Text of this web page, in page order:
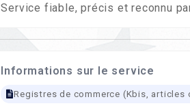
Service fiable, précis et reconnu
Informations sur le service
Registres de commerce (Kbis,